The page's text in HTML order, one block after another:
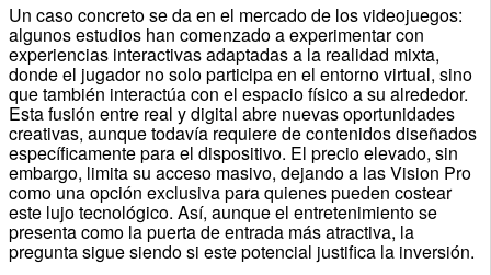
Un caso concreto se da en el mercado de los videojuegos:
algunos estudios han comenzado a experimentar con
experiencias interactivas adaptadas a la realidad mixta,
donde el jugador no solo participa en el entorno virtual, sino
que también interactúa con el espacio físico a su alrededor.
Esta fusión entre real y digital abre nuevas oportunidades
creativas, aunque todavía requiere de contenidos diseñados
específicamente para el dispositivo. El precio elevado, sin
embargo, limita su acceso masivo, dejando a las Vision Pro
como una opción exclusiva para quienes pueden costear
este lujo tecnológico. Así, aunque el entretenimiento se
presenta como la puerta de entrada más atractiva, la
pregunta sigue siendo si este potencial justifica la inversión.